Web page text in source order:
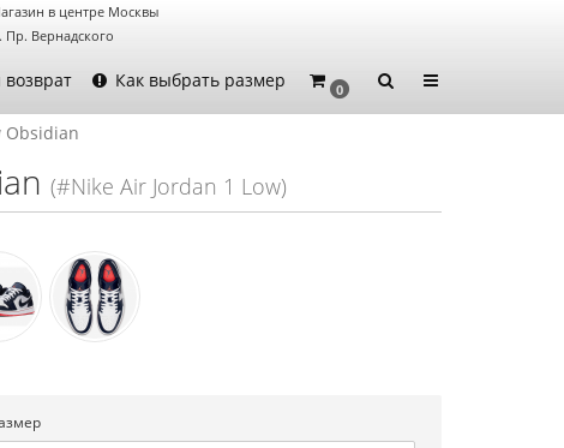
в центре Москвы
Пр. Вернадского
Как выбрать размер 0
Obsidian
(#Nike Air Jordan 1 Low)